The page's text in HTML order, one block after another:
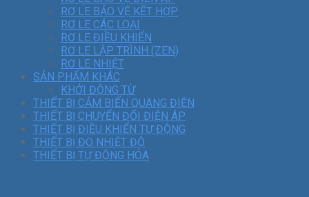
RƠ LE BẢO VỆ KẾT HỢP
RƠ LE CÁC LOẠI
RƠ LE ĐIỀU KHIỂN
RƠ LE LẬP TRÌNH (ZEN)
RƠ LE NHIỆT
SẢN PHẨM KHÁC
KHỞI ĐỘNG TỪ
THIẾT BỊ CẢM BIẾN QUANG ĐIỆN
THIẾT BỊ CHUYỂN ĐỔI ĐIỆN ÁP
THIẾT BỊ ĐIỀU KHIỂN TỰ ĐỘNG
THIẾT BỊ ĐO NHIỆT ĐỘ
THIẾT BỊ TỰ ĐỘNG HÓA